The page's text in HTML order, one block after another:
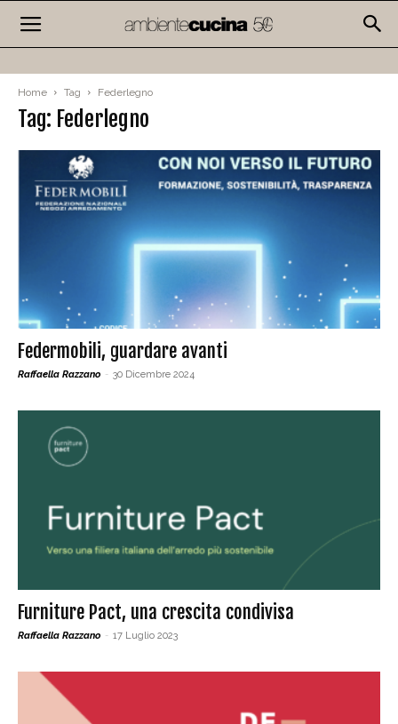
Home Tag Federlegno
Tag: Federlegno
Federmobili, guardare avanti
Raffaella Razzano - 30 Dicembre 2024
Furniture Pact, una crescita condivisa
Raffaella Razzano - 17 Luglio 2023